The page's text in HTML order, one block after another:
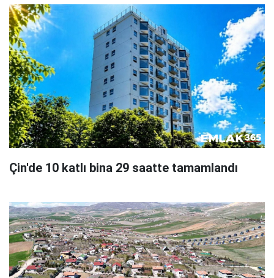
Çin'de 10 katlı bina 29 saatte tamamlandı